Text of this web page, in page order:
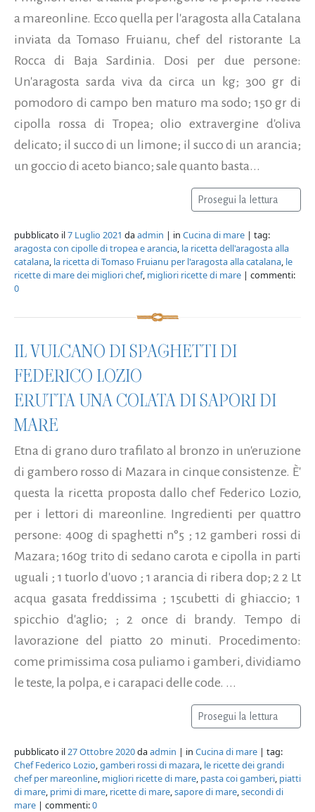
a mareonline. Ecco quella per l'aragosta alla Catalana
inviata da Tomaso Fruianu, chef del ristorante La
Rocca di Baja Sardinia. Dosi per due persone:
Un'aragosta sarda viva da circa un kg; 300 gr di
pomodoro di campo ben maturo ma sodo; 150 gr di
cipolla rossa di Tropea; olio extravergine d'oliva
delicato; il succo di un limone; il succo di un arancia;
un goccio di aceto bianco; sale quanto basta...
Prosegui la lettura
pubblicato il7 Luglio 2021 daadmin | in Cucina di mare | tag:
aragosta con cipolle di tropea e arancia, la ricetta dell'aragosta alla
catalana, la ricetta di Tomaso Fruianu per l'aragosta alla catalana, le
ricette di mare dei migliori chef, migliori ricette di mare | commenti:
0
IL VULCANO DI SPAGHETTI DI
FEDERICO LOZIO
ERUTTA UNA COLATA DI SAPORI DI
MARE
Etna di grano duro trafilato al bronzo in un'eruzione
di gambero rosso di Mazara in cinque consistenze. È'
questa la ricetta proposta dallo chef Federico Lozio,
per i lettori di mareonline. Ingredienti per quattro
persone: 400g di spaghetti n°5 ; 12 gamberi rossi di
Mazara; 160g trito di sedano carota e cipolla in parti
uguali ; 1 tuorlo d'uovo ; 1 arancia di ribera dop; 2 2 Lt
acqua gasata freddissima ; 15cubetti di ghiaccio; 1
spicchio d'aglio; ; 2 once di brandy. Tempo di
lavorazione del piatto 20 minuti. Procedimento:
come primissima cosa puliamo i gamberi, dividiamo
le teste, la polpa, e i carapaci delle code. ...
Prosegui la lettura
pubblicato il27 Ottobre 2020daadmin | in Cucina di mare | tag:
Chef Federico Lozio,gamberi rossi di mazara, le ricette dei grandi
chef per mareonline, migliori ricette di mare, pasta coi gamberi, piatti
di mare, primi di mare, ricette di mare,sapore di mare,secondi di
mare | commenti:0